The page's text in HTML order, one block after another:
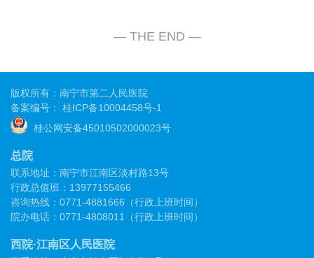
版权所有：南宁市第二人民医院
备案编号：
桂ICP备10004458号-1
桂公网安备45010502000023号
总院
联系地址：南宁市江南区淡村路13号
行政总值班：13977155466
咨询热线：0771-4881666（行政上班时间）
院办电话：0771-4808011（行政上班时间）
西院·江南区人民医院